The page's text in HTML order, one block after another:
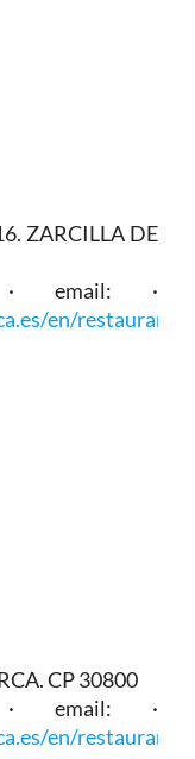
ZARCILLA DE
email: ·
en/restaurant/
CP 30800
email: ·
en/restaurant/